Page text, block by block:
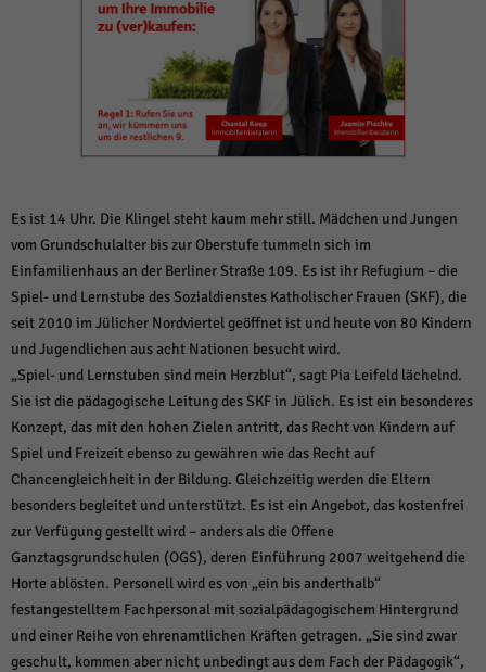
Es ist 14 Uhr. Die Klingel steht kaum mehr still. Mädchen und Jungen
vom Grundschulalter bis zur Oberstufe tummeln sich im
Einfamilienhaus an der Berliner Straße 109. Es ist ihr Refugium – die
Spiel- und Lernstube des Sozialdienstes Katholischer Frauen (SKF), die
seit 2010 im Jülicher Nordviertel geöffnet ist und heute von 80 Kindern
und Jugendlichen aus acht Nationen besucht wird.
„Spiel- und Lernstuben sind mein Herzblut“, sagt Pia Leifeld lächelnd.
Sie ist die pädagogische Leitung des SKF in Jülich. Es ist ein besonderes
Konzept, das mit den hohen Zielen antritt, das Recht von Kindern auf
Spiel und Freizeit ebenso zu gewähren wie das Recht auf
Chancengleichheit in der Bildung. Gleichzeitig werden die Eltern
besonders begleitet und unterstützt. Es ist ein Angebot, das kostenfrei
zur Verfügung gestellt wird – anders als die Offene
Ganztagsgrundschulen (OGS), deren Einführung 2007 weitgehend die
Horte ablösten. Personell wird es von „ein bis anderthalb“
festangestelltem Fachpersonal mit sozialpädagogischem Hintergrund
und einer Reihe von ehrenamtlichen Kräften getragen. „Sie sind zwar
geschult, kommen aber nicht unbedingt aus dem Fach der Pädagogik“,
Alle akzeptieren Speichern und weiter
Zurück
Datenschutzeinstellungen
Essenziell (1)
Cookie-Informationen anzeigen
Statistiken (1)
Statistik Cookies erfassen Informationen anonym. Diese Informationen helfen
Cookie-Informationen anzeigen
Marketing (1)
Marketing-Cookies werden von Drittanbietern oder Publishern verwendet,
um personalisierte Werbung anzuzeigen. Sie tun dies, indem sie Besucher
über Websites hinweg verfolgen.
Externe Medien (6)
Inhalte von Videoplattformen und Social-Media-Plattformen werden
standardmäßig blockiert. Wenn Cookies von externen Medien akzeptiert
werden, bedarf der Zugriff auf diese Inhalte keiner manuellen Einwilligung
mehr.